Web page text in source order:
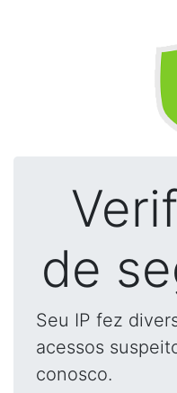
de
Seu IP fez
acessos
conosco.